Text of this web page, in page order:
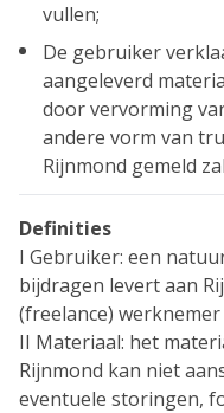
vullen;
De gebruiker
aangeleverd
door vervorming
andere vorm van
Rijnmond gemeld
Definities
I Gebruiker: een
bijdragen levert aan
(freelance) werknemer
II Materiaal: het
Rijnmond kan niet
eventuele storingen,